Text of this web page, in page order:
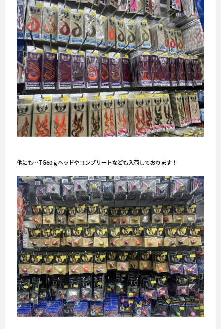
他にも…TG60ｇヘッドやコンプリートなども入荷しております！